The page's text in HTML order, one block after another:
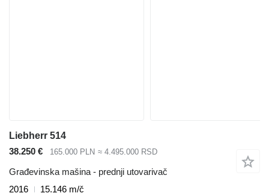
Liebherr 514
38.250 €
165.000 PLN ≈ 4.495.000 RSD
Građevinska mašina - prednji utovarivač
2016
15.146 m/č